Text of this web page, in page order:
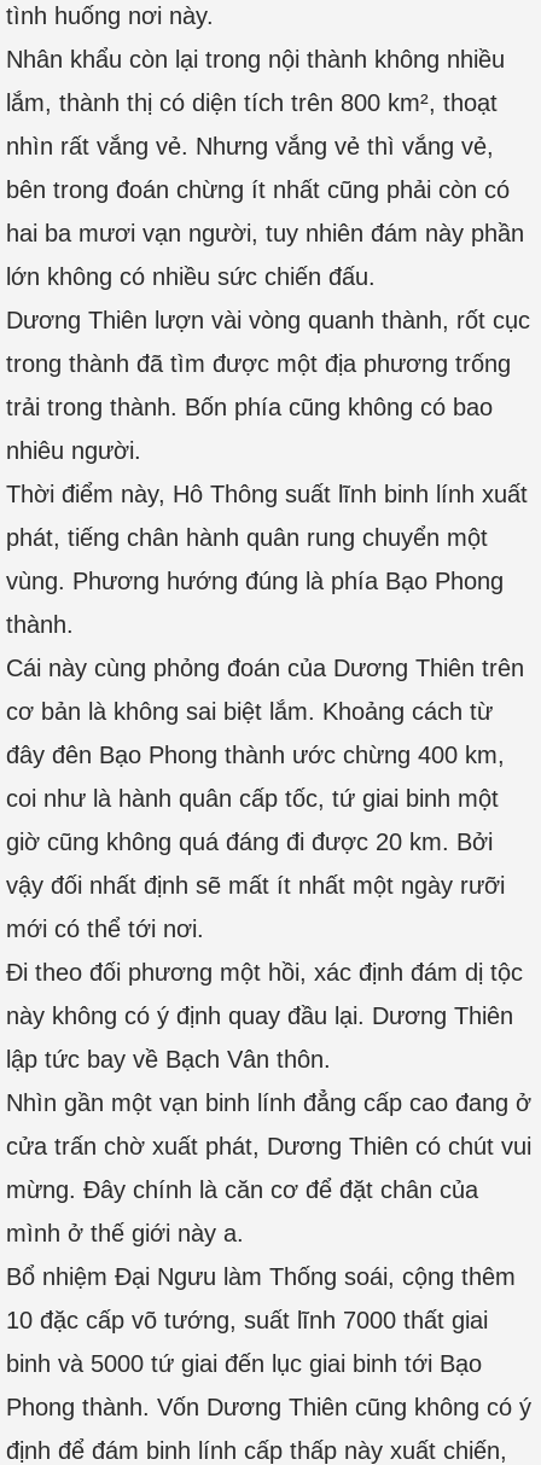
tình huống nơi này.
Nhân khẩu còn lại trong nội thành không nhiều
lắm, thành thị có diện tích trên 800 km², thoạt
nhìn rất vắng vẻ. Nhưng vắng vẻ thì vắng vẻ,
bên trong đoán chừng ít nhất cũng phải còn có
hai ba mươi vạn người, tuy nhiên đám này phần
lớn không có nhiều sức chiến đấu.
Dương Thiên lượn vài vòng quanh thành, rốt cục
trong thành đã tìm được một địa phương trống
trải trong thành. Bốn phía cũng không có bao
nhiêu người.
Thời điểm này, Hô Thông suất lĩnh binh lính xuất
phát, tiếng chân hành quân rung chuyển một
vùng. Phương hướng đúng là phía Bạo Phong
thành.
Cái này cùng phỏng đoán của Dương Thiên trên
cơ bản là không sai biệt lắm. Khoảng cách từ
đây đên Bạo Phong thành ước chừng 400 km,
coi như là hành quân cấp tốc, tứ giai binh một
giờ cũng không quá đáng đi được 20 km. Bởi
vậy đối nhất định sẽ mất ít nhất một ngày rưỡi
mới có thể tới nơi.
Đi theo đối phương một hồi, xác định đám dị tộc
này không có ý định quay đầu lại. Dương Thiên
lập tức bay về Bạch Vân thôn.
Nhìn gần một vạn binh lính đẳng cấp cao đang ở
cửa trấn chờ xuất phát, Dương Thiên có chút vui
mừng. Đây chính là căn cơ để đặt chân của
mình ở thế giới này a.
Bổ nhiệm Đại Ngưu làm Thống soái, cộng thêm
10 đặc cấp võ tướng, suất lĩnh 7000 thất giai
binh và 5000 tứ giai đến lục giai binh tới Bạo
Phong thành. Vốn Dương Thiên cũng không có ý
định để đám binh lính cấp thấp này xuất chiến,